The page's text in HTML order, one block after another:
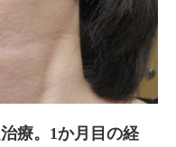
療。1か月目の経